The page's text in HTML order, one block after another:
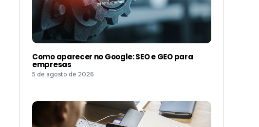
Como aparecer no Google: SEO e GEO para
empresas
5 de agosto de 2026